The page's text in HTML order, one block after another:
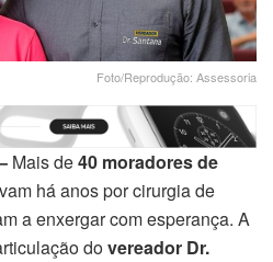
Foto/Reprodução: Assessoria
Mais de40 moradores de
há anos por cirurgia de
a enxergar com esperança. A
dovereador Dr.